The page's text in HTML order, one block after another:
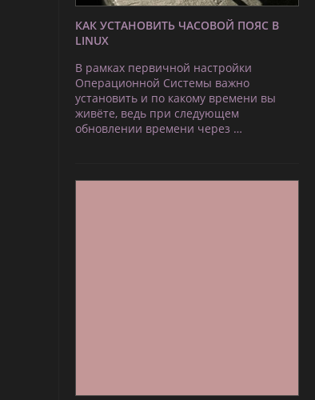
КАК УСТАНОВИТЬ ЧАСОВОЙ ПОЯС В
LINUX
В рамках первичной настройки
Операционной Системы важно
установить и по какому времени вы
живёте, ведь при следующем
обновлении времени через …